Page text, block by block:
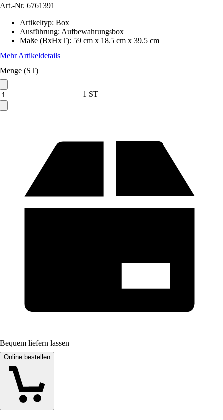
Art.-Nr. 6761391
Artikeltyp: Box
Ausführung: Aufbewahrungsbox
Maße (BxHxT): 59 cm x 18.5 cm x 39.5 cm
Mehr Artikeldetails
Menge (ST)
1 ST
Bequem liefern lassen
Online bestellen